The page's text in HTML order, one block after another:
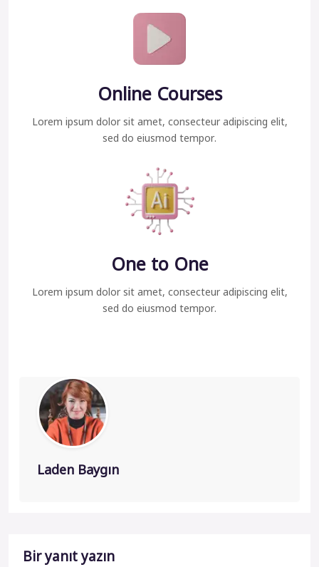
Online Courses
Lorem ipsum dolor sit amet, consecteur adipiscing elit,
sed do eiusmod tempor.
One to One
Lorem ipsum dolor sit amet, consecteur adipiscing elit,
sed do eiusmod tempor.
Laden Baygın
Bir yanıt yazın